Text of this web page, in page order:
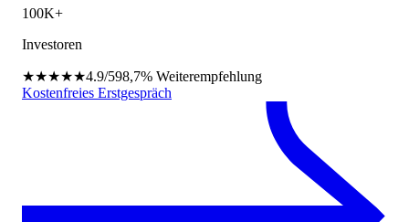
100K+
Investoren
★★★★★4.9/598,7% Weiterempfehlung
Kostenfreies Erstgespräch